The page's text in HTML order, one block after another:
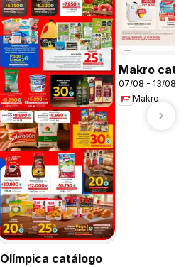
Olímpica catálogo
Makro
07/08 - 13/08/
Makro